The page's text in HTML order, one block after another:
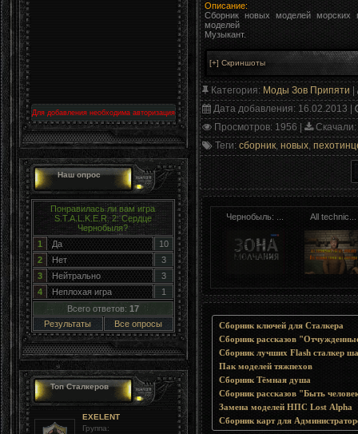
Для добавления необходима авторизация
Наш опрос
Понравилась ли вам игра
S.T.A.L.K.E.R. 2: Сердце
Чернобыля?
1
Да
10
2
Нет
3
3
Нейтрально
3
4
Неплохая игра
1
Всего ответов: 17
Результаты
Все опросы
Топ Сталкеров
EXELENT
Группа:
Описание:
Сборник новых моделей морских
моделей
Музыкант.
Категория: Моды Зов Припяти |
Дата добавления: 16.02.2013 |
Просмотров: 1956 | Скачали
Теги: сборник новых
Чернобыль: ... All technic...
Сборник ключей для Сталкера
Сборник рассказов
Сборник лучших Flash сталкер
Пак моделей тяжпехов
Сборник Тёмная душа
Сборник рассказов "Быть
Замена моделей НПС Lost Alpha
Сборник карт для